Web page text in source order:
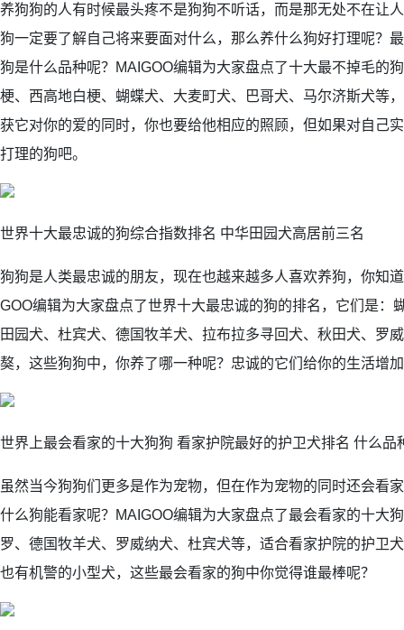
养狗狗的人有时候最头疼不是狗狗不听话，而是那无处不在让
狗一定要了解自己将来要面对什么，那么养什么狗好打理呢？
狗是什么品种呢？MAIGOO编辑为大家盘点了十大最不掉毛的
梗、西高地白梗、蝴蝶犬、大麦町犬、巴哥犬、马尔济斯犬等
获它对你的爱的同时，你也要给他相应的照顾，但如果对自己
打理的狗吧。
世界十大最忠诚的狗综合指数排名 中华田园犬高居前三名
狗狗是人类最忠诚的朋友，现在也越来越多人喜欢养狗，你知
GOO编辑为大家盘点了世界十大最忠诚的狗的排名，它们是：
田园犬、杜宾犬、德国牧羊犬、拉布拉多寻回犬、秋田犬、罗
獒，这些狗狗中，你养了哪一种呢？忠诚的它们给你的生活增
世界上最会看家的十大狗狗 看家护院最好的护卫犬排名 什么品
虽然当今狗狗们更多是作为宠物，但在作为宠物的同时还会看
什么狗能看家呢？MAIGOO编辑为大家盘点了最会看家的十大
罗、德国牧羊犬、罗威纳犬、杜宾犬等，适合看家护院的护卫
也有机警的小型犬，这些最会看家的狗中你觉得谁最棒呢？